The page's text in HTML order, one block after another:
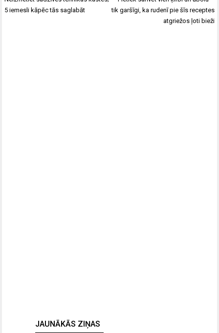
5 iemesli kāpēc tās saglabāt
tik garšīgi, ka rudenī pie šīs receptes
atgriežos ļoti bieži
JAUNĀKĀS ZIŅAS